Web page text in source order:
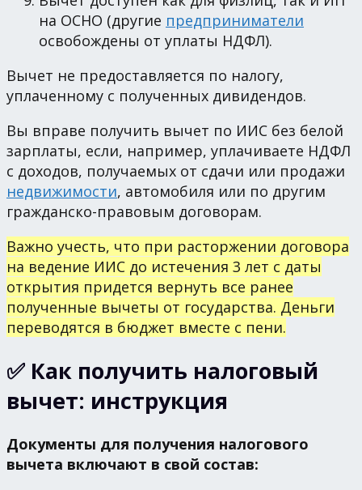
на ОСНО (другие предприниматели
освобождены от уплаты НДФЛ).
Вычет не предоставляется по налогу,
уплаченному с полученных дивидендов.
Вы вправе получить вычет по ИИС без белой
зарплаты, если, например, уплачиваете НДФЛ
с доходов, получаемых от сдачи или продажи
недвижимости, автомобиля или по другим
гражданско-правовым договорам.
Важно учесть, что при расторжении договора
на ведение ИИС до истечения 3 лет с даты
открытия придется вернуть все ранее
полученные вычеты от государства. Деньги
переводятся в бюджет вместе с пени.
✅ Как получить налоговый
вычет: инструкция
Документы для получения налогового
вычета включают в свой состав: